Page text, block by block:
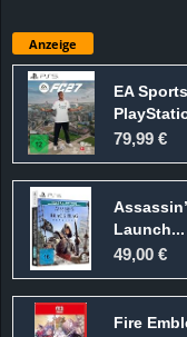
Anzeige
EA
79,99 €
Launch...
49,00 €
Fire